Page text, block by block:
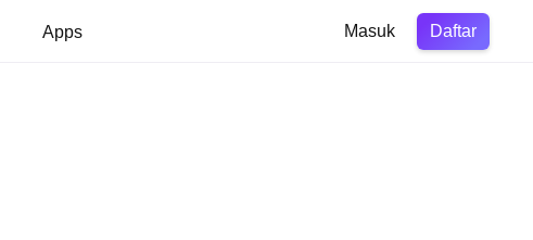
Apps Masuk Daftar